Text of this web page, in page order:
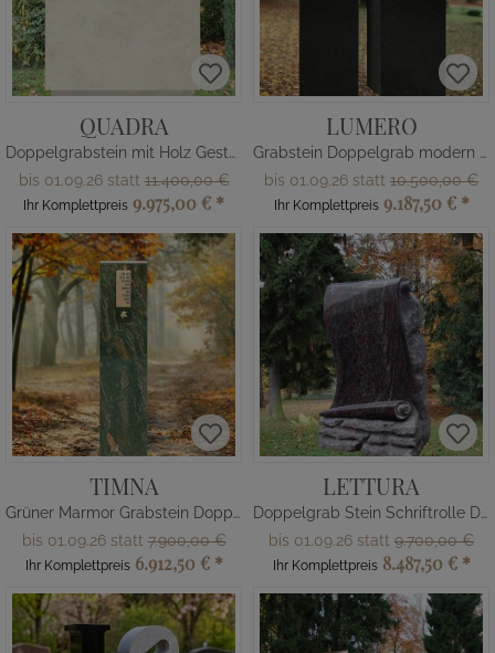
QUADRA
Doppelgrabstein mit Holz Gestaltung
bis 01.09.26 statt11.400,00 €
Ihr Komplettpreis 9.975,00 € *
LUMERO
Grabstein Doppelgrab modern Bronze
bis 01.09.26 statt 10.500,00 €
Ihr Komplettpreis 9.187,50 € *
TIMNA
Grüner Marmor Grabstein Doppelgrab mit Spruch
bis 01.09.26 statt7.900,00 €
Ihr Komplettpreis 6.912,50 € *
LETTURA
Doppelgrab Stein Schriftrolle Design
bis 01.09.26 statt 9.700,00 €
Ihr Komplettpreis 8.487,50 € *